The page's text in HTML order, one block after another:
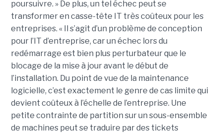
poursuivre. » De plus, un tel échec peut se
transformer en casse-tête IT très coûteux pour les
entreprises. « Il s’agit d’un problème de conception
pour l’IT d’entreprise, car un échec lors du
redémarrage est bien plus perturbateur que le
blocage de la mise à jour avant le début de
l’installation. Du point de vue de la maintenance
logicielle, c’est exactement le genre de cas limite qui
devient coûteux à l’échelle de l’entreprise. Une
petite contrainte de partition sur un sous-ensemble
de machines peut se traduire par des tickets